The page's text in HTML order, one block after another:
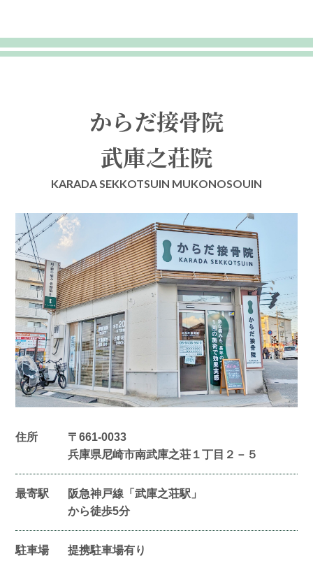
からだ接骨院
武庫之荘院
KARADA SEKKOTSUIN MUKONOSOUIN
住所
〒661-0033
兵庫県尼崎市南武庫之荘１丁目２－５
最寄駅
阪急神戸線「武庫之荘駅」
から徒歩5分
駐車場 提携駐車場有り